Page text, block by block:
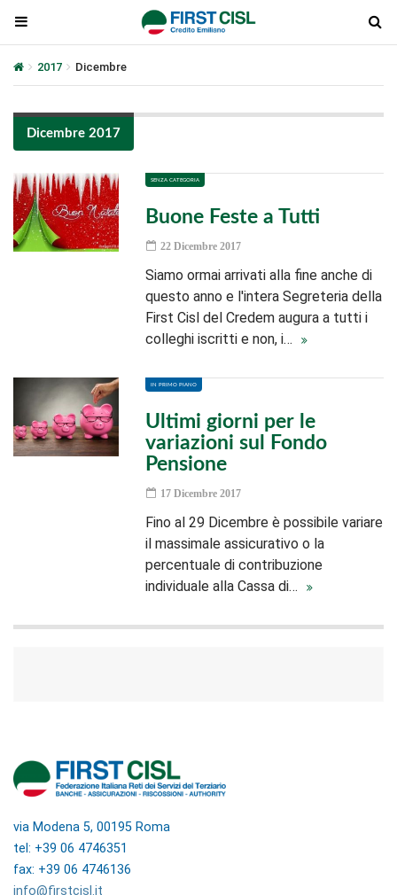
2017 Dicembre
Dicembre 2017
SENZA CATEGORIA
Buone Feste a Tutti
22 Dicembre 2017
Siamo ormai arrivati alla fine anche di
questo anno e l'intera Segreteria della
First Cisl del Credem augura a tutti i
colleghi iscritti e non, i…
IN PRIMO PIANO
Ultimi giorni per le
variazioni sul Fondo
Pensione
17 Dicembre 2017
Fino al 29 Dicembre è possibile variare
il massimale assicurativo o la
percentuale di contribuzione
individuale alla Cassa di…
via Modena 5, 00195 Roma
tel: +39 06 4746351
fax: +39 06 4746136
info@firstcisl.it